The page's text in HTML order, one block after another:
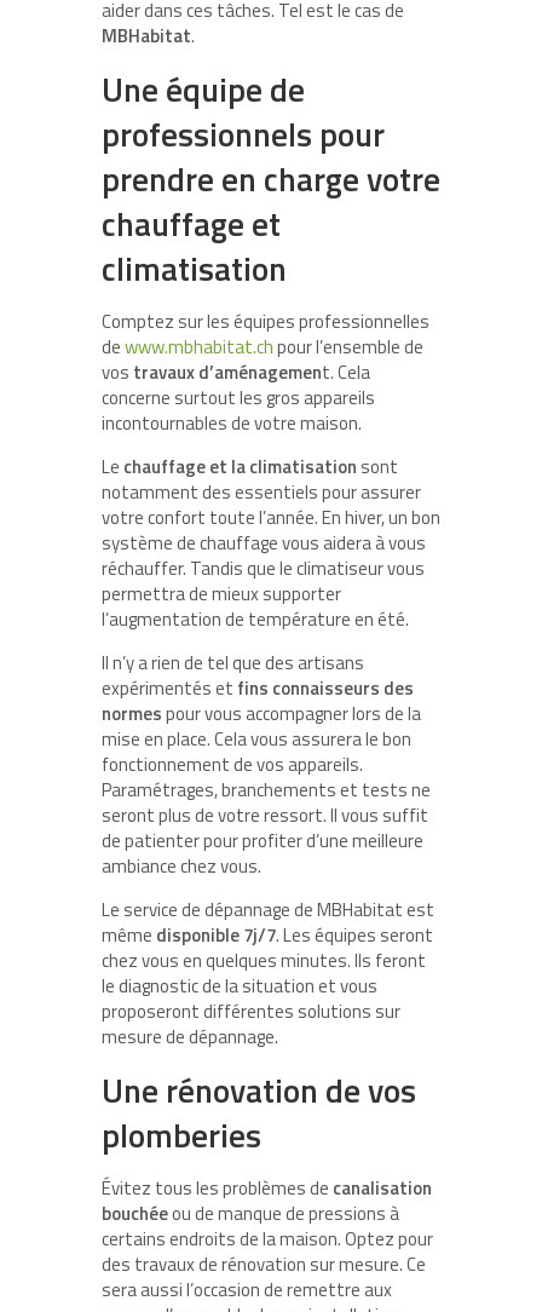
aider dans ces tâches. Tel est le cas de
MBHabitat.
Une équipe de
professionnels pour
prendre en charge votre
chauffage et
climatisation
Comptez sur les équipes professionnelles
dewww.mbhabitat.chpour l’ensemble de
vos travaux d’aménagement. Cela
concerne surtout les gros appareils
incontournables de votre maison.
Le chauffage et la climatisation sont
notamment des essentiels pour assurer
votre confort toute l’année. En hiver, un bon
système de chauffage vous aidera à vous
réchauffer. Tandis que le climatiseur vous
permettra de mieux supporter
l’augmentation de température en été.
Il n’y a rien de tel que des artisans
expérimentés et fins connaisseurs des
normespour vous accompagner lors de la
mise en place. Cela vous assurera le bon
fonctionnement de vos appareils.
Paramétrages, branchements et tests ne
seront plus de votre ressort. Il vous suffit
de patienter pour profiter d’une meilleure
ambiance chez vous.
Le service de dépannage de MBHabitat est
même disponible 7j/7. Les équipes seront
chez vous en quelques minutes. Ils feront
le diagnostic de la situation et vous
proposeront différentes solutions sur
mesure de dépannage.
Une rénovation de vos
plomberies
Évitez tous les problèmes de canalisation
bouchéeou de manque de pressions à
certains endroits de la maison. Optez pour
des travaux de rénovation sur mesure. Ce
sera aussi l’occasion de remettre aux